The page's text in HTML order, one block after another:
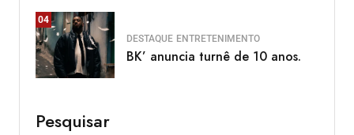
04
DESTAQUE ENTRETENIMENTO
BK’ anuncia turnê de 10 anos.
Pesquisar